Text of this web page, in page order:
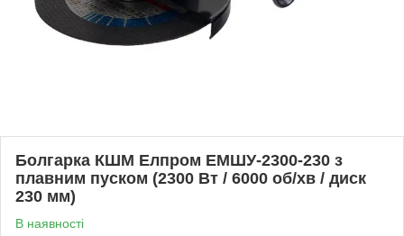
Болгарка КШМ Елпром ЕМШУ-2300-230 з
плавним пуском (2300 Вт / 6000 об/хв / диск
230 мм)
В наявності